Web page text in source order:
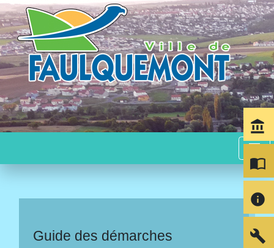
menu
Guide des démarches
account_balance
import_contacts
info
build